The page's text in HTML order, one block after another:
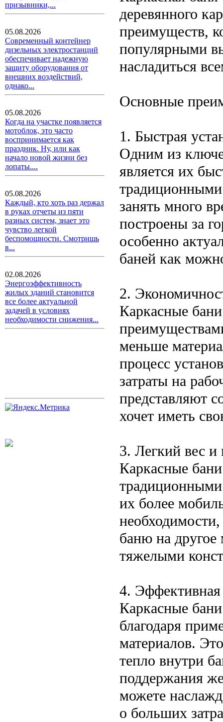
призывники,...
05.08.2026
Современный контейнер
дизельных электростанций
обеспечивает надежную
защиту оборудования от
внешних воздействий,
однако...
05.08.2026
Когда на участке появляется
мотоблок, это часто
воспринимается как
праздник. Ну, или как
начало новой жизни без
лопаты....
05.08.2026
Каждый, кто хоть раз держал
в руках отчеты из пяти
разных систем, знает это
чувство легкой
беспомощности. Смотришь
в...
02.08.2026
Энергоэффективность
жилых зданий становится
все более актуальной
задачей в условиях
необходимости снижения...
деревянного
преимуществ,
популярными
насладиться
Основные
1. Быстрая
Одним из
является их
занять много
построены за
особенно
баней как
2.
Каркасные
меньше
процесс
затраты на
представляют
хочет иметь
3. Легкий вес и
Каркасные
их более
баню на другое
тяжелыми
4. Эффективная
Каркасные
благодаря
материалов.
тепло внутри
поддержания
можете
о больших